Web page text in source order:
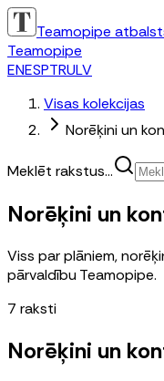
Teamopipe
Teamopipe
ENESPTRULV
Visas kolekcijas
Norēķini un
Meklēt rakstus...
Norēķini un
Viss par plāniem,
pārvaldību Teamopipe.
7 raksti
Norēķini un